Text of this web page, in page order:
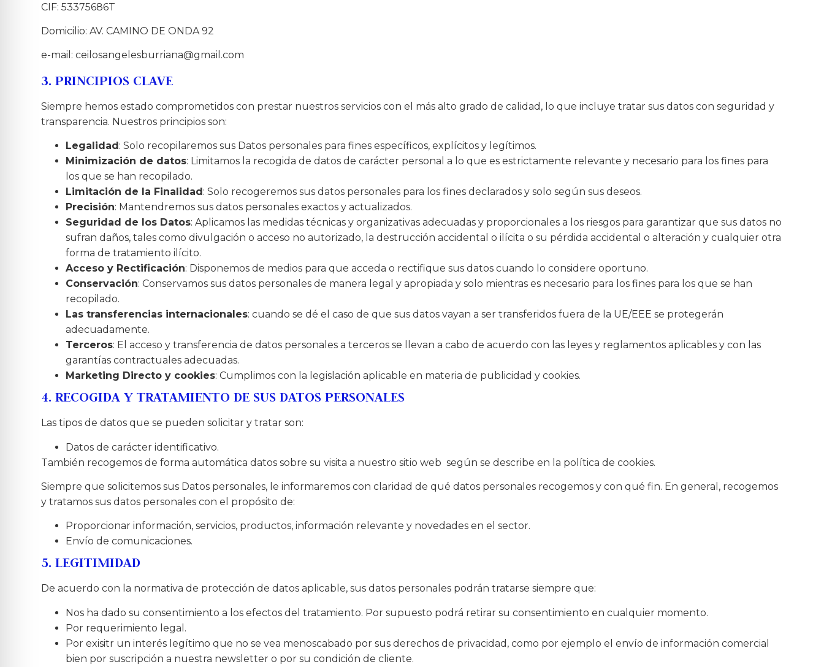
CIF: 53375686T
Domicilio: AV. CAMINO DE ONDA 92
e-mail:ceilosangelesburriana@gmail.com
3. PRINCIPIOS CLAVE
Siempre hemos estado comprometidos con prestar nuestros servicios con el más alto grado de calidad, lo que incluye tratar sus datos con seguridad y
transparencia. Nuestros principios son:
Legalidad : Solo recopilaremos sus Datos personales para fines específicos, explícitos y legítimos.
Minimización de datos: Limitamos la recogida de datos de carácter personal a lo que es estrictamente relevante y necesario para los fines para
los que se han recopilado.
Limitación de la Finalidad : Solo recogeremos sus datos personales para los fines declarados y solo según sus deseos.
Precisión: Mantendremos sus datos personales exactos y actualizados.
Seguridad de los Datos: Aplicamos las medidas técnicas y organizativas adecuadas y proporcionales a los riesgos para garantizar que sus datos no
sufran daños, tales como divulgación o acceso no autorizado, la destrucción accidental o ilícita o su pérdida accidental o alteración y cualquier otra
forma de tratamiento ilícito.
Acceso y Rectificación: Disponemos de medios para que acceda o rectifique sus datos cuando lo considere oportuno.
Conservación: Conservamos sus datos personales de manera legal y apropiada y solo mientras es necesario para los fines para los que se han
recopilado.
Las transferencias internacionales: cuando se dé el caso de que sus datos vayan a ser transferidos fuera de la UE/EEE se protegerán
adecuadamente.
Terceros: El acceso y transferencia de datos personales a terceros se llevan a cabo de acuerdo con las leyes y reglamentos aplicables y con las
garantías contractuales adecuadas.
Marketing Directo y cookies: Cumplimos con la legislación aplicable en materia de publicidad y cookies.
4. RECOGIDA Y TRATAMIENTO DE SUS DATOS PERSONALES
Las tipos de datos que se pueden solicitar y tratar son:
Datos de carácter identificativo.
También recogemos de forma automática datos sobre su visita a nuestro sitio web según se describe en la política de cookies.
Siempre que solicitemos sus Datos personales, le informaremos con claridad de qué datos personales recogemos y con qué fin. En general, recogemos
y tratamos sus datos personales con el propósito de:
Proporcionar información, servicios, productos, información relevante y novedades en el sector.
Envío de comunicaciones.
5. LEGITIMIDAD
De acuerdo con la normativa de protección de datos aplicable, sus datos personales podrán tratarse siempre que:
Nos ha dado su consentimiento a los efectos del tratamiento. Por supuesto podrá retirar su consentimiento en cualquier momento.
Por requerimiento legal.
Por exisitr un interés legítimo que no se vea menoscabado por sus derechos de privacidad, como por ejemplo el envío de información comercial
bien por suscripción a nuestra newsletter o por su condición de cliente.